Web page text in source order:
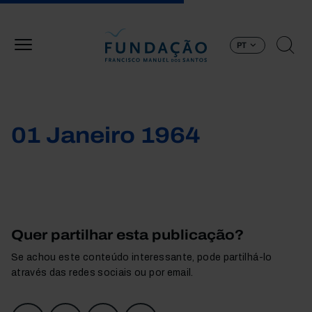
PT
01 Janeiro 1964
Quer partilhar esta publicação?
Se achou este conteúdo interessante, pode partilhá-lo
através das redes sociais ou por email.